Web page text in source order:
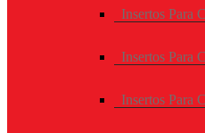
Insertos Para
Insertos Para
Insertos Para